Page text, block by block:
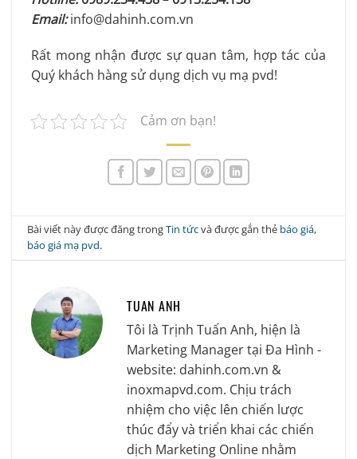
Email:info@dahinh.com.vn
Rất mong nhận được sự quan tâm, hợp tác của
Quý khách hàng sử dụng dịch vụ mạ pvd!
Cảm ơn bạn!
Bài viết này được đăng trongTin tứcvà được gắn thẻ báo giá,
báo giá mạ pvd.
TUAN ANH
Tôi là Trịnh Tuấn Anh, hiện là
Marketing Manager tại Đa Hình -
website: dahinh.com.vn &
inoxmapvd.com. Chịu trách
nhiệm cho việc lên chiến lược
thúc đẩy và triển khai các chiến
dịch Marketing Online nhằm